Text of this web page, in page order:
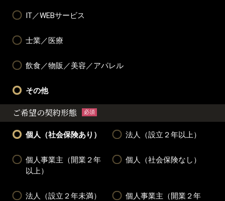
IT／WEBサービス
士業／医療
飲食／物販／美容／アパレル
その他
ご希望の契約形態 必須
個人（社会保険あり） 法人（設立２年以上）
個人事業主（開業２年
以上）
個人（社会保険なし）
法人（設立２年未満）
個人事業主（開業２年